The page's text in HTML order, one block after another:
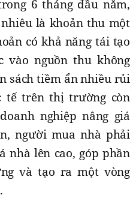
6 tháng đầu năm,
là khoản thu một
có khả năng tái tạo
vào nguồn thu không
sách tiềm ẩn nhiều rủi
tế trên thị trường còn
nghiệp nâng giá
người mua nhà phải
nhà lên cao, góp phần
và tạo ra một vòng